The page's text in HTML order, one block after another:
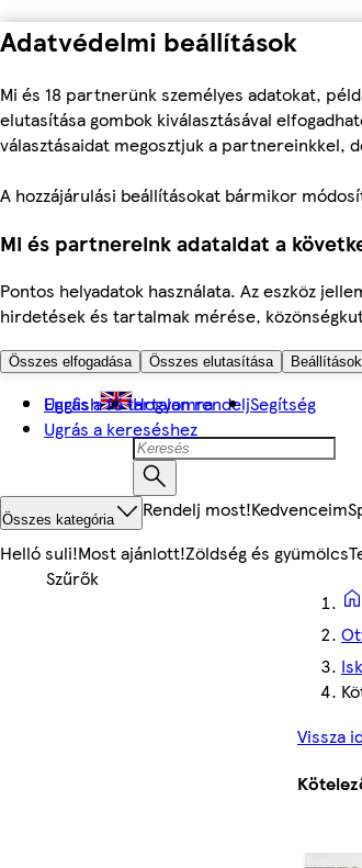
Adatvédelmi beállítások
Mi és 18 partnerünk személyes adatokat,
elutasítása gombok kiválasztásával
választásaidat megosztjuk a partnereinkkel,
A hozzájárulási beállításokat bármikor
Mi és partnereink adataidat a
Pontos helyadatok használata. Az eszköz
hirdetések és tartalmak mérése,
Összes elfogadása Összes elutasítása Beállítások
Ugrás a fő tartalomra
Ugrás a kereséshez
English Hogyan rendeljSegítség
Összes kategória Rendelj most!Kedvenceim
Helló suli!Most ajánlott!Zöldség és gyümölcs
Vissza